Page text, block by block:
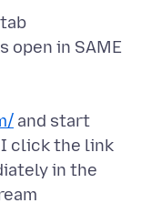
open in SAME
and start
click the link
in the